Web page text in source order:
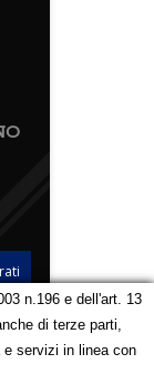
n.196 e dell'art. 13
di terze parti,
servizi in linea con